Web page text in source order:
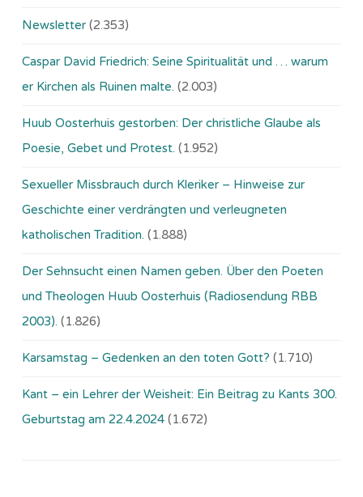
Newsletter (2.353)
Caspar David Friedrich: Seine Spiritualität und … warum
er Kirchen als Ruinen malte. (2.003)
Huub Oosterhuis gestorben: Der christliche Glaube als
Poesie, Gebet und Protest. (1.952)
Sexueller Missbrauch durch Kleriker – Hinweise zur
Geschichte einer verdrängten und verleugneten
katholischen Tradition. (1.888)
Der Sehnsucht einen Namen geben. Über den Poeten
und Theologen Huub Oosterhuis (Ra­dio­sen­dung RBB
2003). (1.826)
Karsamstag – Gedenken an den toten Gott? (1.710)
Kant – ein Lehrer der Weisheit: Ein Beitrag zu Kants 300.
Geburtstag am 22.4.2024 (1.672)